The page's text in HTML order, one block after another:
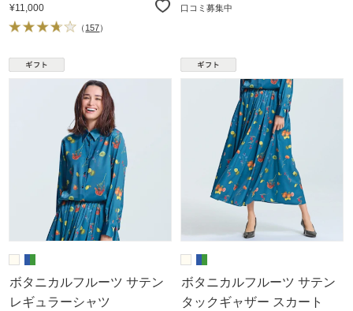
¥11,000
（ 157）
口コミ募集中
ボタニカルフルーツ サテン
レギュラーシャツ
ボタニカルフルーツ サテン
タックギャザー スカート